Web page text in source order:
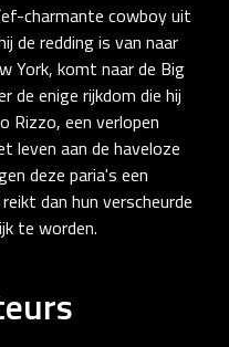
charmante cowboy uit
de redding is van naar
York, komt naar de Big
de enige rijkdom die hij
Rizzo, een verlopen
leven aan de haveloze
deze paria's een
dan hun verscheurde
te worden.